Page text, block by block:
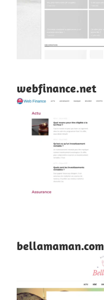
webfinance.net
bellamaman.com